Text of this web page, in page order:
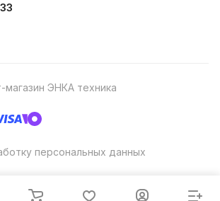
ЭНКА техника
персональных данных